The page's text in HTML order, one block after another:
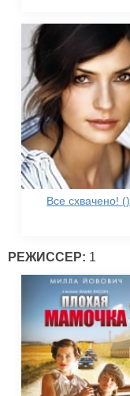
Все схвачено! ()
РЕЖИССЕР: 1